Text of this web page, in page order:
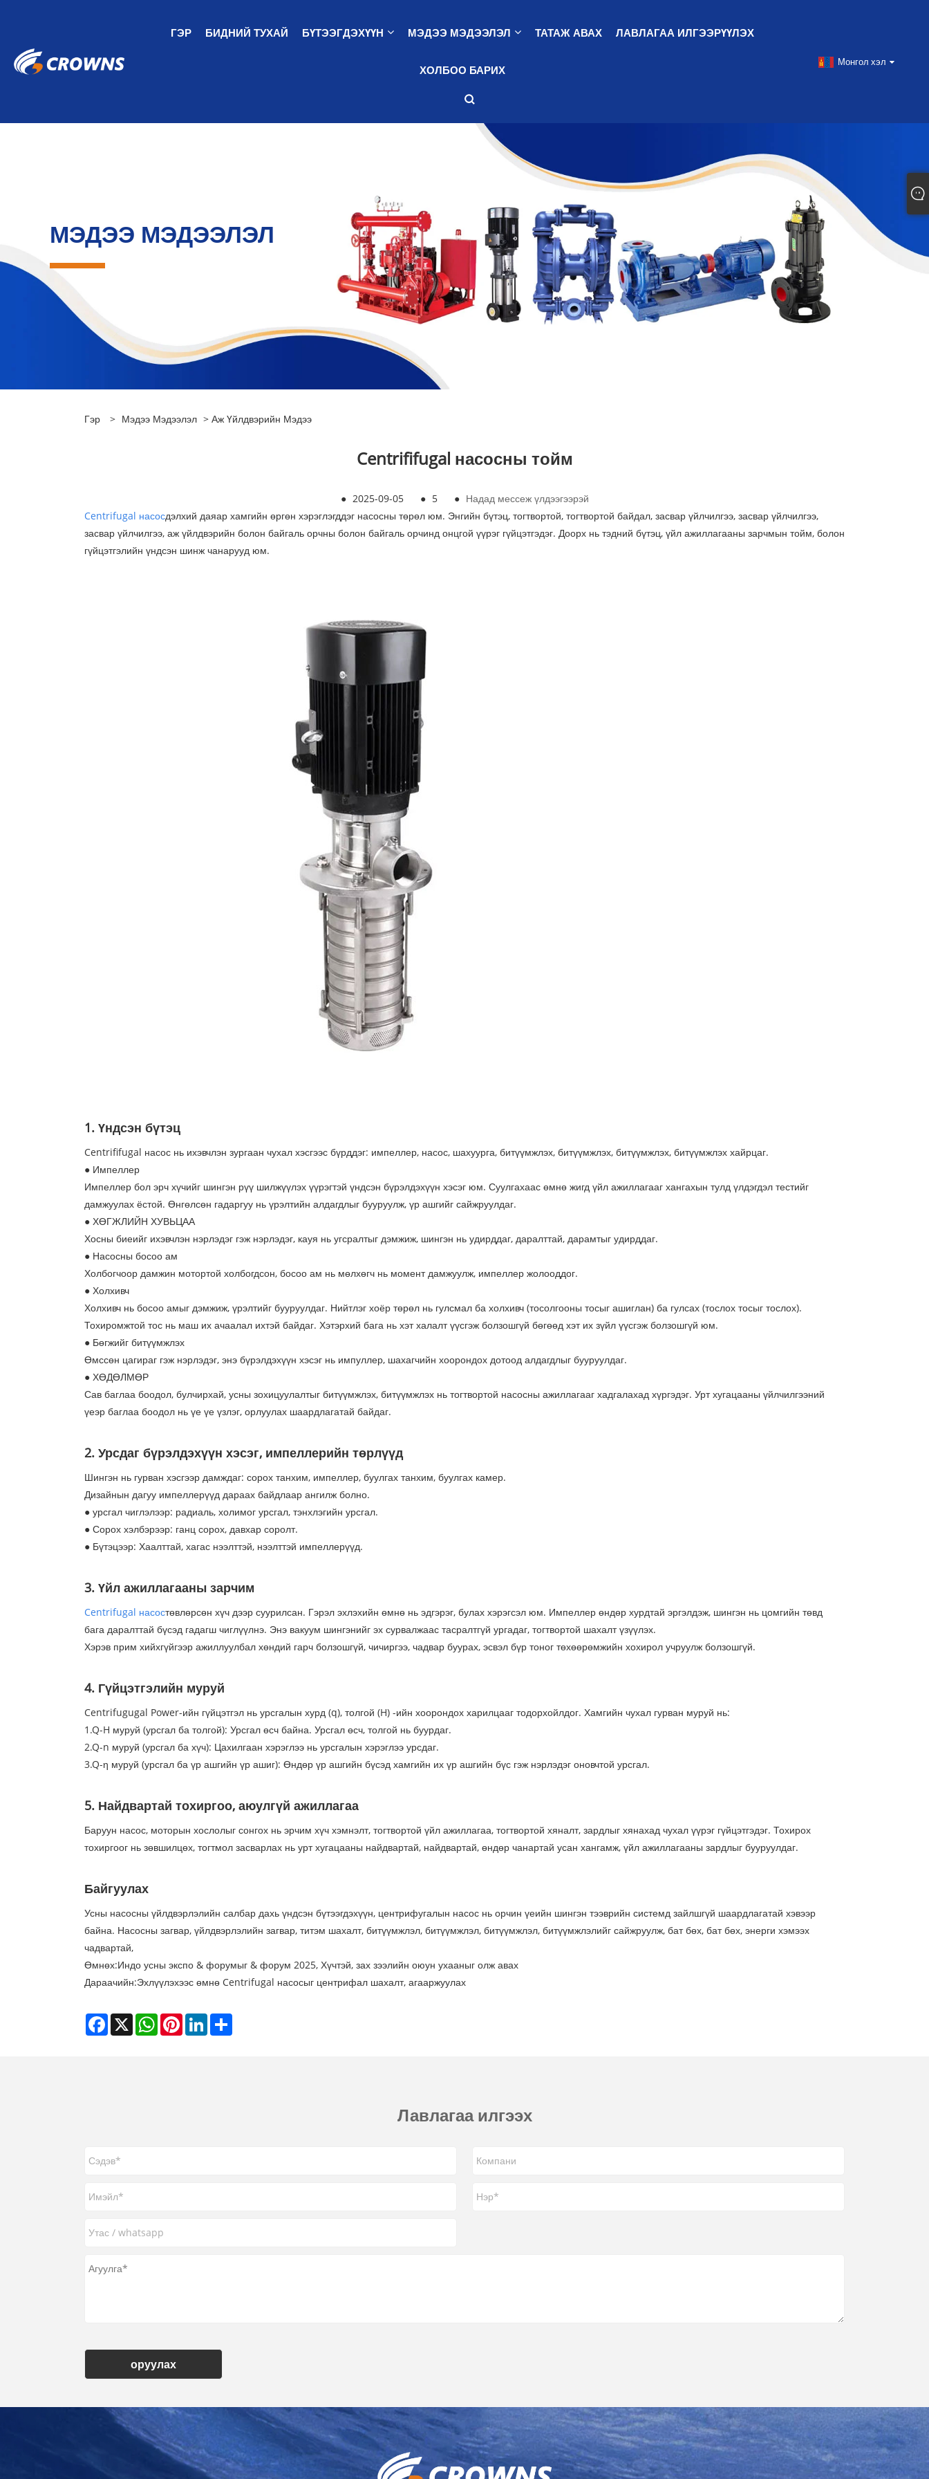
ГЭР БИДНИЙ ТУХАЙ БҮТЭЭГДЭХҮҮН МЭДЭЭ МЭДЭЭЛЭЛ ТАТАЖ АВАХ ЛАВЛАГАА ИЛГЭЭРҮҮЛЭХ
ХОЛБОО БАРИХ
Монгол хэл
МЭДЭЭ МЭДЭЭЛЭЛ
Гэр > Мэдээ Мэдээлэл > Аж Үйлдвэрийн Мэдээ
Centrififugal насосны тойм
● 2025-09-05 ● 5 ● Надад мессеж үлдээгээрэй
Centrifugal насосдэлхий даяар хамгийн өргөн хэрэглэгддэг насосны төрөл юм. Энгийн бүтэц, тогтвортой, тогтвортой байдал, засвар үйлчилгээ, засвар үйлчилгээ,
засвар үйлчилгээ, аж үйлдвэрийн болон байгаль орчны болон байгаль орчинд онцгой үүрэг гүйцэтгэдэг. Доорх нь тэдний бүтэц, үйл ажиллагааны зарчмын тойм, болон
гүйцэтгэлийн үндсэн шинж чанарууд юм.
1. Үндсэн бүтэц
Centrififugal насос нь ихэвчлэн зургаан чухал хэсгээс бүрддэг: импеллер, насос, шахуурга, битүүмжлэх, битүүмжлэх, битүүмжлэх, битүүмжлэх хайрцаг.
● Импеллер
Импеллер бол эрч хүчийг шингэн рүү шилжүүлэх үүрэгтэй үндсэн бүрэлдэхүүн хэсэг юм. Суулгахаас өмнө жигд үйл ажиллагааг хангахын тулд үлдэгдэл тестийг
дамжуулах ёстой. Өнгөлсөн гадаргуу нь үрэлтийн алдагдлыг бууруулж, үр ашгийг сайжруулдаг.
● ХӨГЖЛИЙН ХУВЬЦАА
Хосны биеийг ихэвчлэн нэрлэдэг гэж нэрлэдэг, кауя нь угсралтыг дэмжиж, шингэн нь удирддаг, даралттай, дарамтыг удирддаг.
● Насосны босоо ам
Холбогчоор дамжин мотортой холбогдсон, босоо ам нь мөлхөгч нь момент дамжуулж, импеллер жолооддог.
● Холхивч
Холхивч нь босоо амыг дэмжиж, үрэлтийг бууруулдаг. Нийтлэг хоёр төрөл нь гулсмал ба холхивч (тосолгооны тосыг ашиглан) ба гулсах (тослох тосыг тослох).
Тохиромжтой тос нь маш их ачаалал ихтэй байдаг. Хэтэрхий бага нь хэт халалт үүсгэж болзошгүй бөгөөд хэт их зүйл үүсгэж болзошгүй юм.
● Бөгжийг битүүмжлэх
Өмссөн цагираг гэж нэрлэдэг, энэ бүрэлдэхүүн хэсэг нь импуллер, шахагчийн хоорондох дотоод алдагдлыг бууруулдаг.
● ХӨДӨЛМӨР
Сав баглаа боодол, булчирхай, усны зохицуулалтыг битүүмжлэх, битүүмжлэх нь тогтвортой насосны ажиллагааг хадгалахад хүргэдэг. Урт хугацааны үйлчилгээний
үеэр баглаа боодол нь үе үе үзлэг, орлуулах шаардлагатай байдаг.
2. Урсдаг бүрэлдэхүүн хэсэг, импеллерийн төрлүүд
Шингэн нь гурван хэсгээр дамждаг: сорох танхим, импеллер, буулгах танхим, буулгах камер.
Дизайнын дагуу импеллерүүд дараах байдлаар ангилж болно.
● урсгал чиглэлээр: радиаль, холимог урсгал, тэнхлэгийн урсгал.
● Сорох хэлбэрээр: ганц сорох, давхар соролт.
● Бүтэцээр: Хаалттай, хагас нээлттэй, нээлттэй импеллерүүд.
3. Үйл ажиллагааны зарчим
Centrifugal насостөвлөрсөн хүч дээр суурилсан. Гэрэл эхлэхийн өмнө нь эдгэрэг, булах хэрэгсэл юм. Импеллер өндөр хурдтай эргэлдэж, шингэн нь цомгийн төвд
бага даралттай бүсэд гадагш чиглүүлнэ. Энэ вакуум шингэнийг эх сурвалжаас тасралтгүй ургадаг, тогтвортой шахалт үзүүлэх.
Хэрэв прим хийхгүйгээр ажиллуулбал хөндий гарч болзошгүй, чичиргээ, чадвар буурах, эсвэл бүр тоног төхөөрөмжийн хохирол учруулж болзошгүй.
4. Гүйцэтгэлийн муруй
Centrifugugal Power-ийн гүйцэтгэл нь урсгалын хурд (q), толгой (H) -ийн хоорондох харилцааг тодорхойлдог. Хамгийн чухал гурван муруй нь:
1.Q-H муруй (урсгал ба толгой): Урсгал өсч байна. Урсгал өсч, толгой нь буурдаг.
2.Q-n муруй (урсгал ба хүч): Цахилгаан хэрэглээ нь урсгалын хэрэглээ урсдаг.
3.Q-η муруй (урсгал ба үр ашгийн үр ашиг): Өндөр үр ашгийн бүсэд хамгийн их үр ашгийн бүс гэж нэрлэдэг оновчтой урсгал.
5. Найдвартай тохиргоо, аюулгүй ажиллагаа
Баруун насос, моторын хослолыг сонгох нь эрчим хүч хэмнэлт, тогтвортой үйл ажиллагаа, тогтвортой хяналт, зардлыг хянахад чухал үүрэг гүйцэтгэдэг. Тохирох
тохиргоог нь зөвшилцөх, тогтмол засварлах нь урт хугацааны найдвартай, найдвартай, өндөр чанартай усан хангамж, үйл ажиллагааны зардлыг бууруулдаг.
Байгуулах
Усны насосны үйлдвэрлэлийн салбар дахь үндсэн бүтээгдэхүүн, центрифугалын насос нь орчин үеийн шингэн тээврийн системд зайлшгүй шаардлагатай хэвээр
байна. Насосны загвар, үйлдвэрлэлийн загвар, титэм шахалт, битүүмжлэл, битүүмжлэл, битүүмжлэл, битүүмжлэлийг сайжруулж, бат бөх, бат бөх, энерги хэмээх
чадвартай,
Өмнөх:Индо усны экспо & форумыг & форум 2025, Хүчтэй, зах зээлийн оюун ухааныг олж авах
Дараачийн:Эхлүүлэхээс өмнө Centrifugal насосыг центрифал шахалт, агааржуулах
Facebook
X WhatsAppPinterestLinkedIn
Лавлагаа илгээх
оруулах